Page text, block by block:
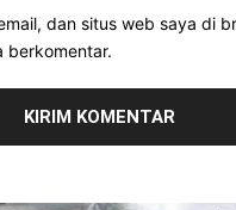
dan situs web saya di
berkomentar.